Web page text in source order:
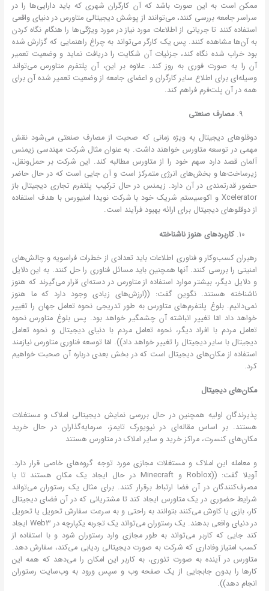
ممکن است به این صورت باشد که آن کارگران شهری که باید دارایی‌ها را در
سراسر جامعه بررسی کنند، می‌توانند از پوشش دیجیتالی متاورس در دنیای واقعی
استفاده کنند تا جریانی از اطلاعات مورد نیاز در مورد ویژگی‌ها را هنگام نگاه کردن
به آن‌ها مشاهده کنند. پس یک کارگر می‌تواند به چراغ راهنمایی که گزارش شده
بود خراب شده نگاه کند، جزئیات آن شکایت را دریافت نماید و وضعیت تعمیر
آن را به صورت فوری به روز کند. علاوه بر این، آن پلتفرم متاورس می‌تواند
وسیله‌ای برای اطلاع سایر کارگران و اعضای جامعه از وضعیت تعمیر شده آن برای
همه در آن پلت‌فرم فراهم کند.
مصارف صنعتی
دوقلوهای دیجیتال به ویژه زمانی که صحبت از مصارف صنعتی می‌شود نقش
مهمی در توسعه متاورس خواهند داشت. به عنوان مثال شرکت مهندسی زیمنس
آلمان قصد دارد سهم خود را از متاورس مطالبه کند. این شرکت بر حمل‌ونقل،
زیرساخت‌ها و بخش‌های انرژی متمرکز است و آن جایی است که در حال حاضر
حضور قدرتمندی در آن دارد. زیمنس در حال ترکیب پلتفرم تجاری دیجیتال باز
Xcelerator و اکوسیستم شریک خود با شرکت نویدا امنیورس با هدف استفاده
از دوقلوهای دیجیتال برای ارائه بهبود فرآیند است.
کاربردهای هنوز ناشناخته
رهبران کسب‌وکار و فناوری اطلاعات باید تعدادی از خطرات فراسویه و چالش‌های
امنیتی را بررسی کنند. آنها همچنین باید مسائل فناوری را حل کنند. به این دلایل
و دلایل دیگر، بیشتر موارد استفاده از متاورس در دسته‌ای قرار می‌گیرند که هنوز
ناشناخته هستند. نگوین گفت: ((ارزش‌های زیادی وجود دارد که ما هنوز
نمی‌دانیم. بلوغ پلتفرم‌های متاورس به طور تدریجی نحوه تعامل جهان را تغییر
خواهد داد امّا تغییر انباشته آن چشمگیر خواهد بود. پس بلوغ متاورس نحوه
تعامل مردم با افراد دیگر، نحوه تعامل مردم با دنیای دیجیتال و نحوه تعامل
دیجیتال با سایر دیجیتال را تغییر خواهد داد)). امّا توسعه فناوری متاورس نیازمند
استفاده از مکان‌های دیجیتال است که در بخش بعدی درباره آن صحبت خواهیم
کرد.
مکان‌های دیجیتال
پذیرندگان اولیه همچنین در حال بررسی نمایش دیجیتالی املاک و مستغلات
هستند. بر اساس مقاله‌ای در نیویورک تایمز، سرمایه‌گذاران در حال خرید
مکان‌های کنسرت، مراکز خرید و سایر املاک در متاورس هستند
و معامله این املاک و مستغلات مجازی مورد توجه گروه‌های خاصی قرار دارد.
آویلا گفت: ((Roblox و Minecraft در حال ایجاد یک مکان هستند تا با
مصرف‌کنندگان در آن فضا ارتباط برقرار کنند. برای مثال یک رستوران می‌تواند
شرایط حضوری در یک متاورس ایجاد کند تا مشتریانی که در آن فضای دیجیتال
کار، بازی یا کاوش می‌کنند بتوانند به راحتی و به سرعت سفارش تحویل یا تحویل
در دنیای واقعی بدهند. یک رستوران می‌تواند یک تجربه یکپارچه در Web3 ایجاد
کند جایی که کاربر می‌تواند به طور مجازی وارد رستوران شود و با استفاده از
کسب امتیاز وفاداری که شرکت به صورت دیجیتالی ردیابی می‌کند، سفارش دهد.
متاورس در آینده به صورت تئوری، به کاربر این امکان را می‌دهد که همه این
کارها را بدون جابجایی از یک صفحه وب و سپس ورود به وب‌سایت رستوران
انجام دهد)).